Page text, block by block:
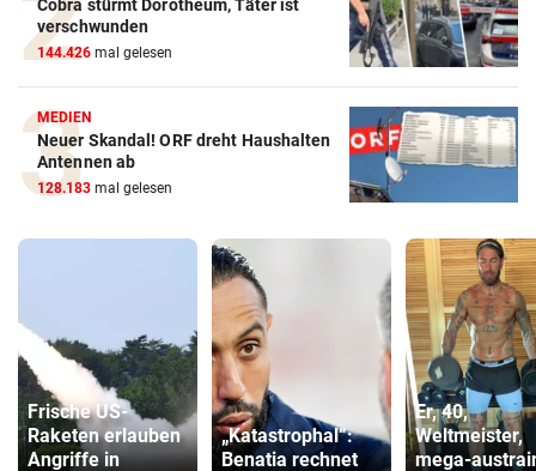
Cobra stürmt Dorotheum, Täter ist
verschwunden
144.426 mal gelesen
MEDIEN
Neuer Skandal! ORF dreht Haushalten
Antennen ab
128.183 mal gelesen
Frische US-
Raketen erlauben
Angriffe in
„Katastrophal“:
Benatia rechnet
Er, 40,
Weltmeister,
mega-